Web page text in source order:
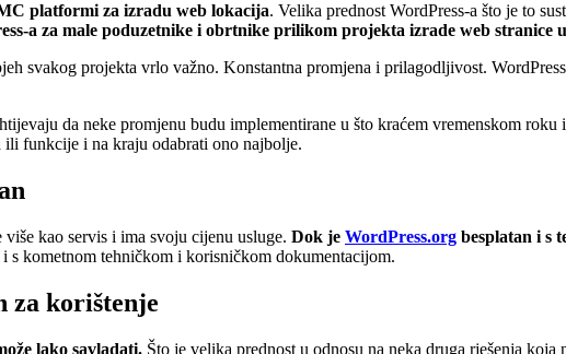
platformi za izradu web lokacija. Velika prednost WordPress-a što je to
a za male poduzetnike i obrtnike prilikom projekta izrade web stranice
svakog projekta vrlo važno. Konstantna promjena i prilagodljivost.
da neke promjenu budu implementirane u što kraćem vremenskom
funkcije i na kraju odabrati ono najbolje.
više kao servis i ima svoju cijenu usluge. Dok je WordPress.org besplatan i s
i s kometnom tehničkom i korisničkom dokumentacijom.
za korištenje
lako savladati. Što je velika prednost u odnosu na neka druga rješenja